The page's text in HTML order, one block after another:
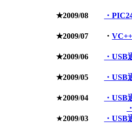
★2009/08
・
（C30編
★2009/07 ・
（マーシ
★2009/06
・
★2009/05
・USB
★2009/04
・
★2009/03
・